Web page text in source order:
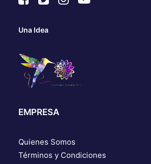
Una Idea
EMPRESA
Quienes Somos
Términos y Condiciones